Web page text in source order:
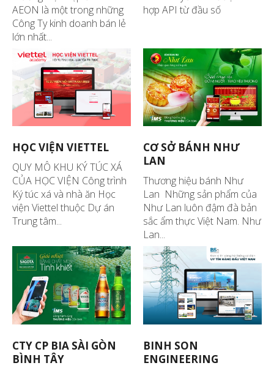
AEON là một trong những
Công Ty kinh doanh bán lẻ
lớn nhất...
hợp API từ đầu số
HỌC VIỆN VIETTEL
QUY MÔ KHU KÝ TÚC XÁ
CỦA HỌC VIỆN Công trình
Ký túc xá và nhà ăn Học
viện Viettel thuộc Dự án
Trung tâm...
CƠ SỞ BÁNH NHƯ
LAN
Thương hiệu bánh Như
Lan Những sản phẩm của
Như Lan luôn đậm đà bản
sắc ẩm thực Việt Nam. Như
Lan...
CTY CP BIA SÀI GÒN
BÌNH TÂY
BINH SON
ENGINEERING